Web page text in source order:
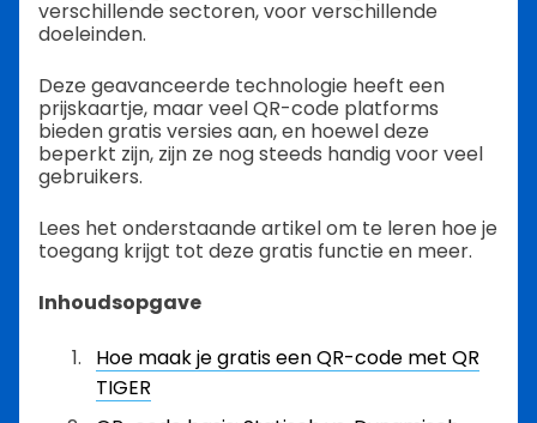
verschillende sectoren, voor verschillende
doeleinden.
Deze geavanceerde technologie heeft een
prijskaartje, maar veel QR-code platforms
bieden gratis versies aan, en hoewel deze
beperkt zijn, zijn ze nog steeds handig voor veel
gebruikers.
Lees het onderstaande artikel om te leren hoe je
toegang krijgt tot deze gratis functie en meer.
Inhoudsopgave
Hoe maak je gratis een QR-code met QR
TIGER